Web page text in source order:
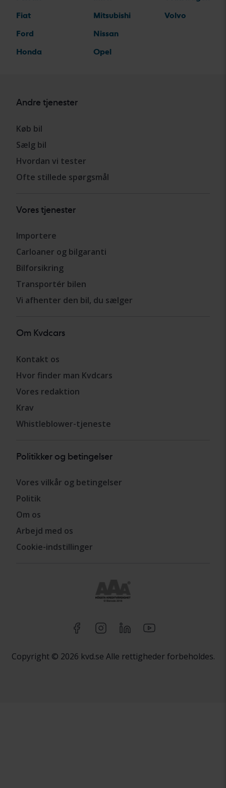
Fiat
Ford
Honda
Mitsubishi
Nissan
Opel
Volvo
Andre tjenester
Køb bil
Sælg bil
Hvordan vi tester
Ofte stillede spørgsmål
Vores tjenester
Importere
Carloaner og bilgaranti
Bilforsikring
Transportér bilen
Vi afhenter den bil, du sælger
Om Kvdcars
Kontakt os
Hvor finder man Kvdcars
Vores redaktion
Krav
Whistleblower-tjeneste
Politikker og betingelser
Vores vilkår og betingelser
Politik
Om os
Arbejd med os
Cookie-indstillinger
Copyright © 2026 kvd.se Alle rettigheder forbeholdes.